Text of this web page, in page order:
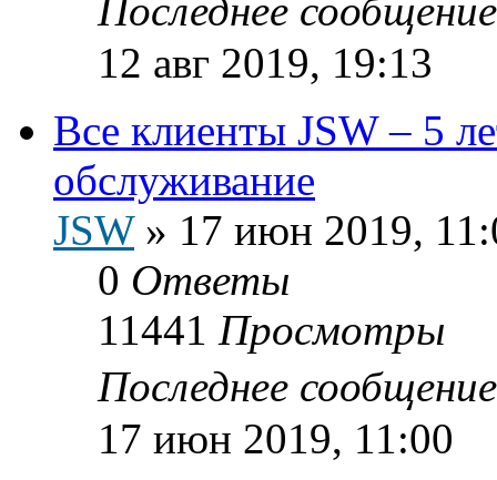
Последнее
12 авг 2019, 19:13
Все клиенты JSW – 5
обслуживание
JSW» 17 июн 2019,
0 Ответы
11441 Просмотры
Последнее
17 июн 2019, 11:00